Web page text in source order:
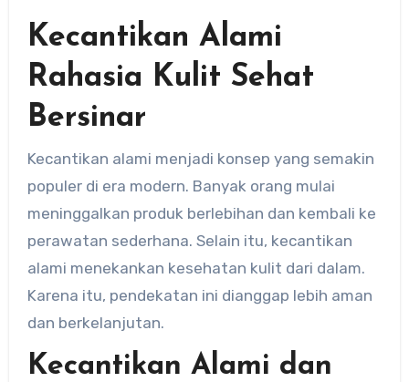
Kecantikan Alami
Rahasia Kulit Sehat
Bersinar
Kecantikan alami menjadi konsep yang semakin
populer di era modern. Banyak orang mulai
meninggalkan produk berlebihan dan kembali ke
perawatan sederhana. Selain itu, kecantikan
alami menekankan kesehatan kulit dari dalam.
Karena itu, pendekatan ini dianggap lebih aman
dan berkelanjutan.
Kecantikan Alami dan